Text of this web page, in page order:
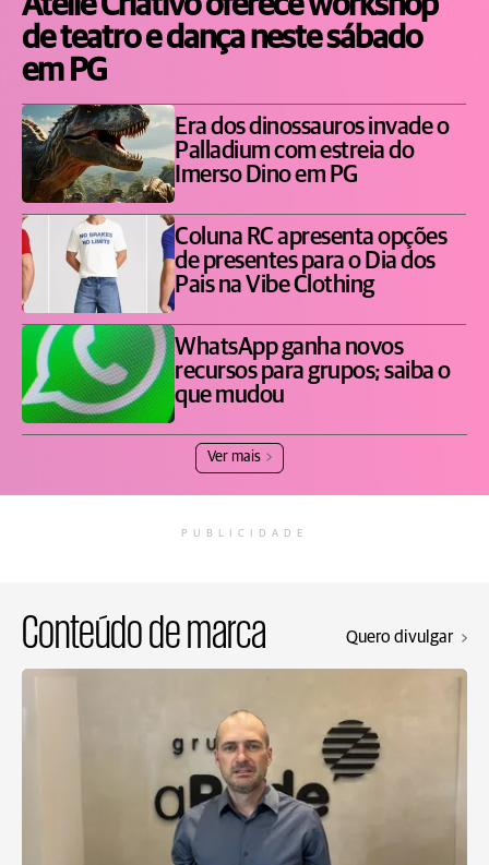
de teatro e dança neste sábado
em PG
Era dos dinossauros invade o
Palladium com estreia do
Imerso Dino em PG
Coluna RC apresenta opções
de presentes para o Dia dos
Pais na Vibe Clothing
WhatsApp ganha novos
recursos para grupos; saiba o
que mudou
Ver mais
PUBLICIDADE
Conteúdo de marca Quero divulgar